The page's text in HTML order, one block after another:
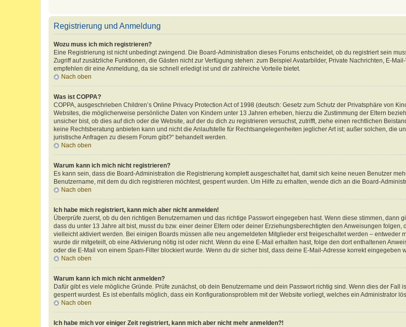
Registrierung und Anmeldung
Wozu muss ich mich registrieren?
Eine Registrierung ist nicht unbedingt zwingend. Die Board-Administration dieses Forums entscheidet, ob du registriert sein
Zugriff auf zusätzliche Funktionen, die Gästen nicht zur Verfügung stehen: zum Beispiel Avatarbilder, Private Nachrichten, E-
empfehlen dir eine Anmeldung, da sie schnell erledigt ist und dir zahlreiche Vorteile bietet.
Nach oben
Was ist COPPA?
COPPA, ausgeschrieben Children’s Online Privacy Protection Act of 1998 (deutsch: Gesetz zum Schutz der Privatsphäre von
Websites, die möglicherweise persönliche Daten von Kindern unter 13 Jahren erheben, hierzu die Zustimmung der Eltern
unsicher bist, ob dies auf dich oder die Website, auf der du dich zu registrieren versuchst, zutrifft, ziehe einen rechtlichen
keine Rechtsberatung anbieten kann und nicht die Anlaufstelle für Rechtsangelegenheiten jeglicher Art ist; außer solchen, die
juristische Anfragen zu diesem Forum gibt?“ behandelt werden.
Nach oben
Warum kann ich mich nicht registrieren?
Es kann sein, dass die Board-Administration die Registrierung komplett ausgeschaltet hat, damit sich keine neuen Benutzer
Benutzername, mit dem du dich registrieren möchtest, gesperrt wurden. Um Hilfe zu erhalten, wende dich an die Board-
Nach oben
Ich habe mich registriert, kann mich aber nicht anmelden!
Überprüfe zuerst, ob du den richtigen Benutzernamen und das richtige Passwort eingegeben hast. Wenn diese stimmen, dann
dass du unter 13 Jahre alt bist, musst du bzw. einer deiner Eltern oder deiner Erziehungsberechtigten den Anweisungen
vielleicht aktiviert werden. Bei einigen Boards müssen alle neu angemeldeten Mitglieder erst freigeschaltet werden – entweder
wurde dir mitgeteilt, ob eine Aktivierung nötig ist oder nicht. Wenn du eine E-Mail erhalten hast, folge den dort enthaltenen
oder die E-Mail von einem Spam-Filter blockiert wurde. Wenn du dir sicher bist, dass deine E-Mail-Adresse korrekt eingegeben
Nach oben
Warum kann ich mich nicht anmelden?
Dafür gibt es viele mögliche Gründe. Prüfe zunächst, ob dein Benutzername und dein Passwort richtig sind. Wenn dies der
gesperrt wurdest. Es ist ebenfalls möglich, dass ein Konfigurationsproblem mit der Website vorliegt, welches ein Administrator
Nach oben
Ich habe mich vor einiger Zeit registriert, kann mich aber nicht mehr anmelden?!